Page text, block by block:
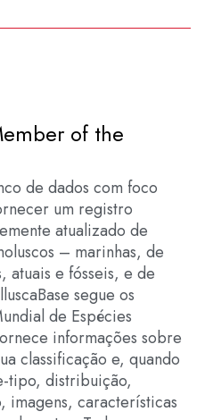
of the
de dados com foco
um registro
atualizado de
– marinhas, de
atuais e fósseis, e de
segue os
de Espécies
informações sobre
classificação e, quando
tipo, distribuição,
imagens, características